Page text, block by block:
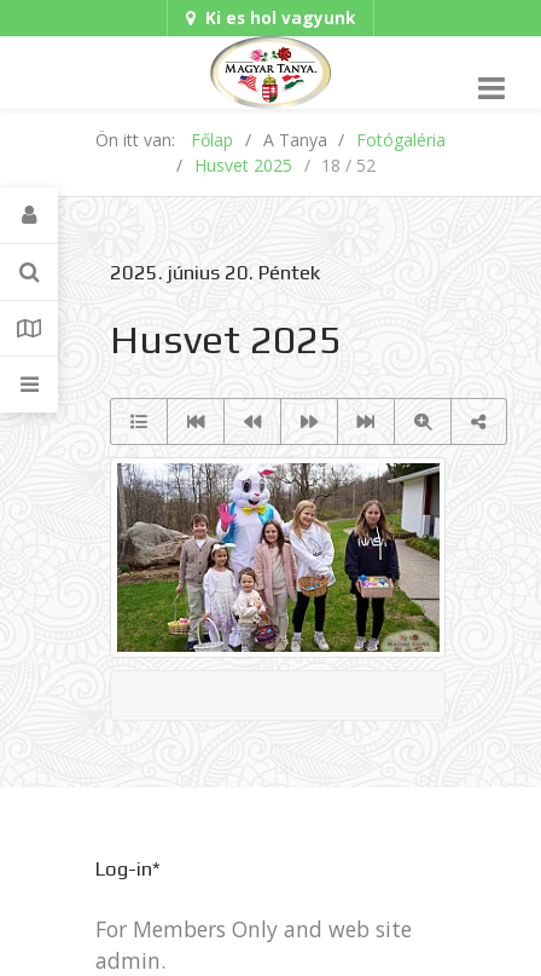
Ki es hol vagyunk
Hungarian/Magyar
American/English
Ön itt van: Főlap A Tanya
Fotógaléria
Husvet 2025
18 / 52
2025. június 20. Péntek
Husvet 2025
Log-in*
For Members Only and web site
admin.